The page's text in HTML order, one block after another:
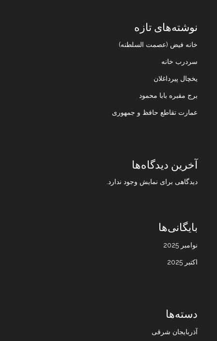
نوشته‌های تازه
خانه فیض (عصمت السلطنه)
سردرب خانه
یخچال پیرداغلان
برج مقبره بابا محمود
عمارت تقاطع حافظ و جمهوری
آخرین دیدگاه‌ها
دیدگاهی برای نمایش وجود ندارد.
بایگانی‌ها
نوامبر 2025
اکتبر 2025
دسته‌ها
آذربایجان شرقی